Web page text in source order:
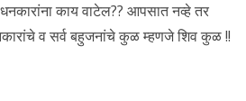
काय वाटेल?? आपसात नव्हे तर
व सर्व बहुजनांचे कुळ म्हणजे शिव कुळ !!